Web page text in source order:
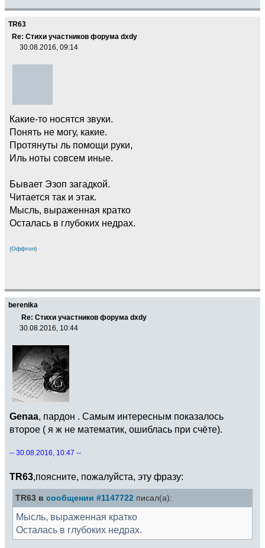
TR63
Re: Стихи участников форума dxdy
30.08.2016, 09:14
Какие-то носятся звуки.
Понять не могу, какие.
Протянуты ль помощи руки,
Иль ноты совсем иные.
Бывает Эзоп загадкой.
Читается так и этак.
Мысль, выраженная кратко
Осталась в глубоких недрах.
(Оффтоп)
berenika
Re: Стихи участников форума dxdy
30.08.2016, 10:44
Genaa, пардон . Самым интересным показалось
второе ( я ж не математик, ошиблась при счёте).
-- 30.08.2016, 10:47 --
TR63,поясните, пожалуйста, эту фразу:
TR63 в сообщении #1147722 писал(а):
Мысль, выраженная кратко
Осталась в глубоких недрах.